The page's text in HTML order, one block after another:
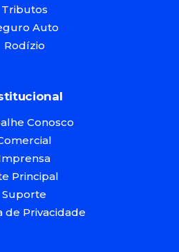
Tributos
Auto
Rodízio
Conosco
Principal
Suporte
de Privacidade